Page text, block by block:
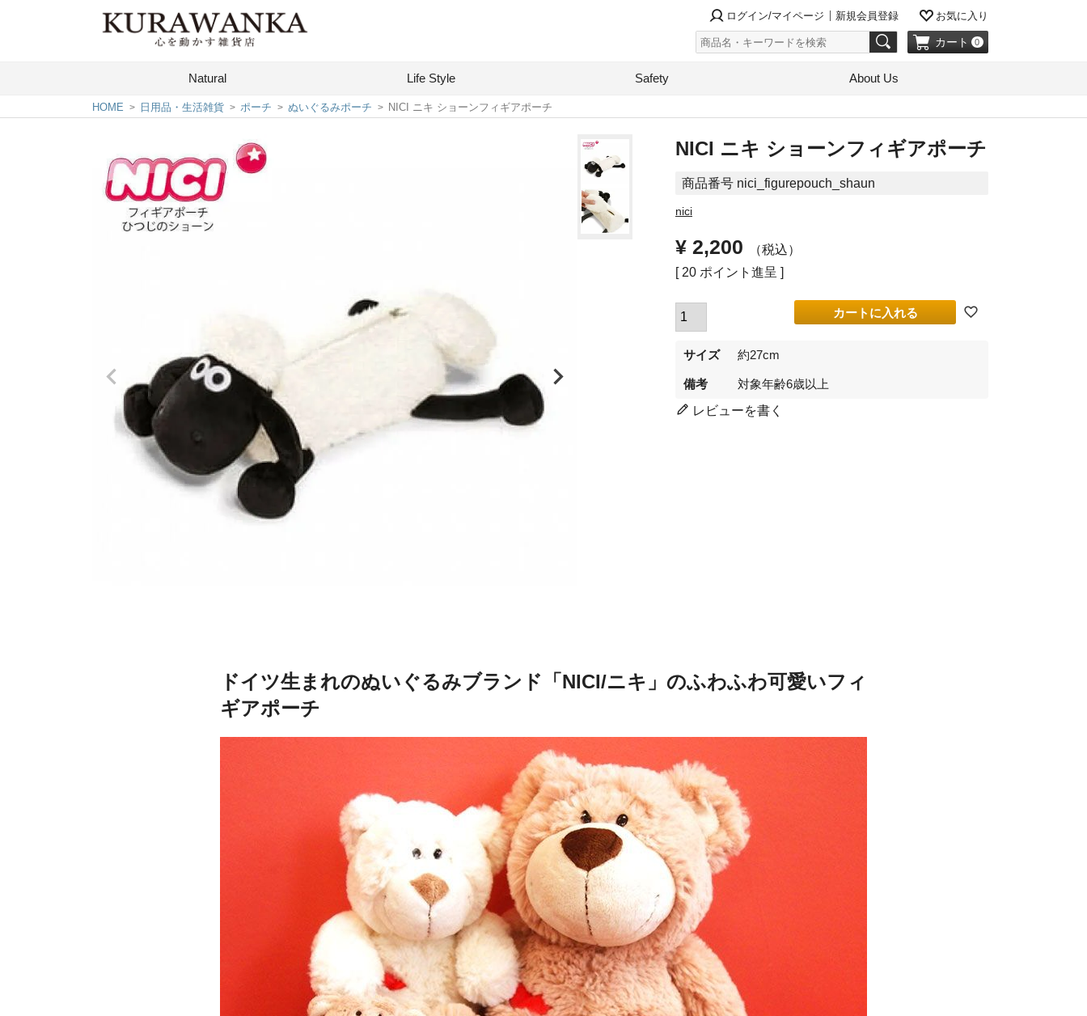
ログイン/マイページ 新規会員登録 お気に入り
カート 0
Natural Life Style Safety About Us
HOME 日用品・生活雑貨 ポーチ ぬいぐるみポーチ NICI ニキ ショーンフィギアポーチ
NICI ニキ ショーンフィギアポーチ
商品番号 nici_figurepouch_shaun
nici
¥ 2,200
税込
[ 20 ポイント進呈 ]
カートに入れる
サイズ 約27cm
備考
対象年齢6歳以上
レビューを書く
ドイツ生まれのぬいぐるみブランド「NICI/ニキ」のふわふわ可愛いフィ
ギアポーチ